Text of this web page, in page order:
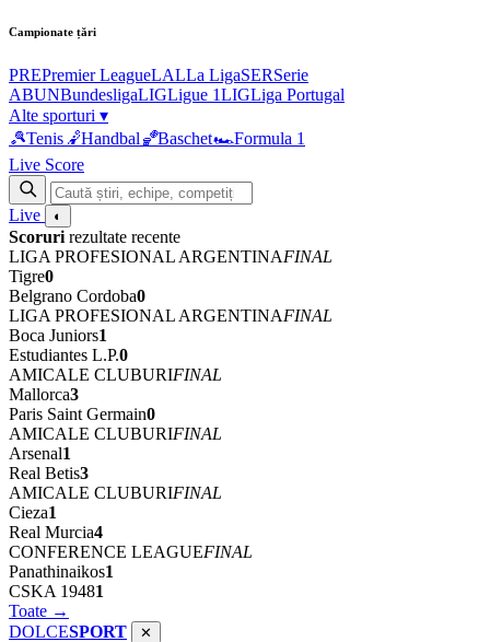
Campionate țări
PREPremier LeagueLALLa LigaSERSerie
ABUNBundesligaLIGLigue 1LIGLiga Portugal
Alte sporturi ▾
🎾Tenis 🤾Handbal🏀Baschet🏎Formula 1
Live Score
Live ◐
Scoruri rezultate recente
LIGA PROFESIONAL ARGENTINAFINAL
Tigre0
Belgrano Cordoba0
LIGA PROFESIONAL ARGENTINAFINAL
Boca Juniors1
Estudiantes L.P.0
AMICALE CLUBURIFINAL
Mallorca3
Paris Saint Germain0
AMICALE CLUBURIFINAL
Arsenal1
Real Betis3
AMICALE CLUBURIFINAL
Cieza1
Real Murcia4
CONFERENCE LEAGUEFINAL
Panathinaikos1
CSKA 19481
Toate →
DOLCESPORT ✕